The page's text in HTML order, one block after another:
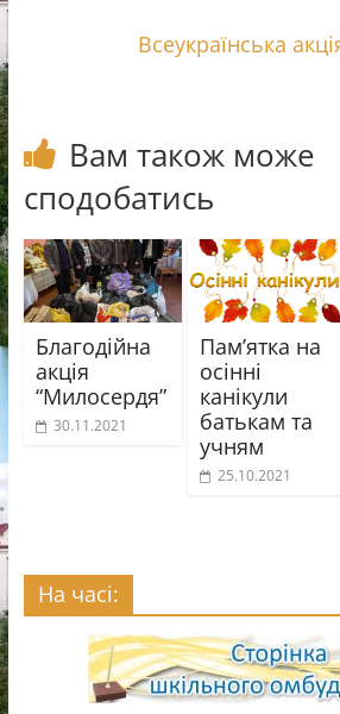
с
Всеукраїнська
Вам також може
сподобатись
Благодійна
акція
“Милосердя”
30.11.2021
Пам’ятка на
осінні
канікули
батькам та
учням
25.10.2021
На часі: